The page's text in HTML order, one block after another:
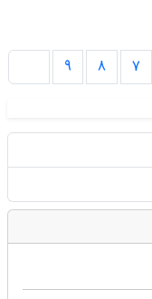
7
8
9